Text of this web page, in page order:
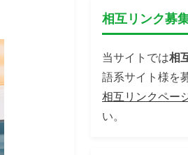
相互リンク募
当サイトでは相
語系サイト様を
相互リンクペー
い。